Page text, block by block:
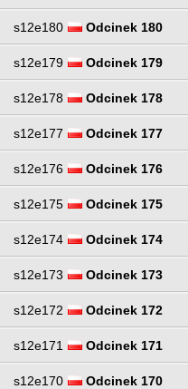
s12e180 Odcinek 180
s12e179 Odcinek 179
s12e178 Odcinek 178
s12e177 Odcinek 177
s12e176 Odcinek 176
s12e175 Odcinek 175
s12e174 Odcinek 174
s12e173 Odcinek 173
s12e172 Odcinek 172
s12e171 Odcinek 171
s12e170 Odcinek 170